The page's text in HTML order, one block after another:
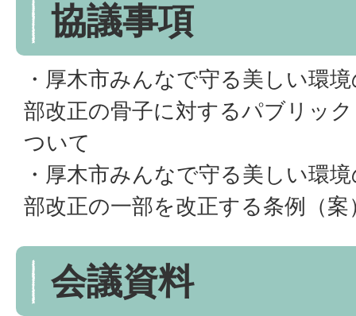
協議事項
・厚木市みんなで守る美しい環
部改正の骨子に対するパブリッ
ついて
・厚木市みんなで守る美しい環
部改正の一部を改正する条例（
会議資料